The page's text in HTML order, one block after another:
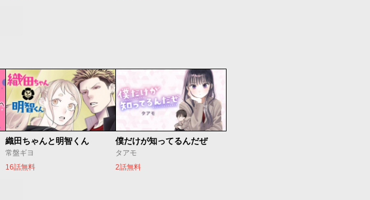
織田ちゃんと明智くん
常盤ギヨ
16話無料
僕だけが知ってるんだぜ
タアモ
2話無料